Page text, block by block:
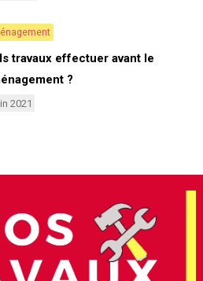
travaux effectuer avant le
?
2021